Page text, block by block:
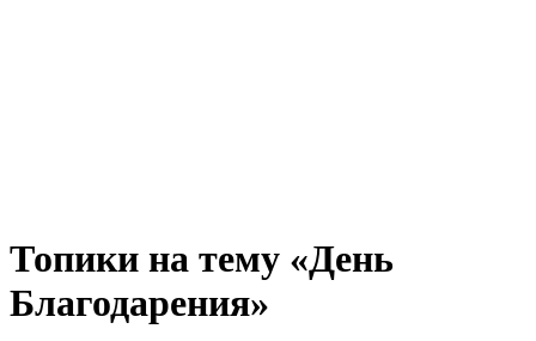
Топики на тему «День
Благодарения»